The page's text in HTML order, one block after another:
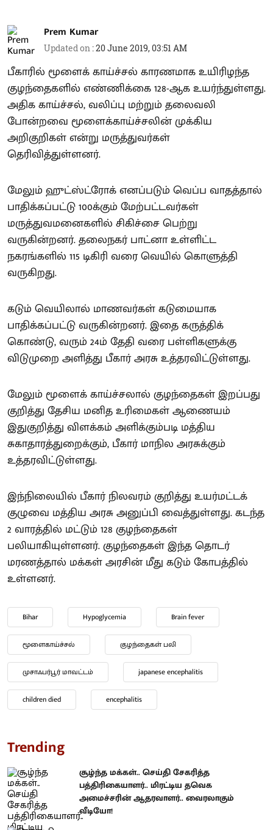
Prem Kumar
Updated on :20 June 2019, 03:51 AM
பீகாரில் மூளைக் காய்ச்சல் காரணமாக உயிரிழந்த
குழந்தைகளில் எண்ணிக்கை 128-ஆக உயர்ந்துள்ளது.
அதிக காய்ச்சல், வலிப்பு மற்றும் தலைவலி
போன்றவை மூளைக்காய்ச்சலின் முக்கிய
அறிகுறிகள் என்று மருத்துவர்கள்
தெரிவித்துள்ளனர்.
மேலும் ஹுட்ஸ்ட்ரோக் எனப்படும் வெப்ப வாதத்தால்
பாதிக்கப்பட்டு 100க்கும் மேற்பட்டவர்கள்
மருத்துவமனைகளில் சிகிச்சை பெற்று
வருகின்றனர். தலைநகர் பாட்னா உள்ளிட்ட
நகரங்களில் 115 டிகிரி வரை வெயில் கொளுத்தி
வருகிறது.
கடும் வெயிலால் மாணவர்கள் கடுமையாக
பாதிக்கப்பட்டு வருகின்றனர். இதை கருத்திக்
கொண்டு, வரும் 24ம் தேதி வரை பள்ளிகளுக்கு
விடுமுறை அளித்து பீகார் அரசு உத்தரவிட்டுள்ளது.
மேலும் மூளைக் காய்ச்சலால் குழந்தைகள் இறப்பது
குறித்து தேசிய மனித உரிமைகள் ஆணையம்
இதுகுறித்து விளக்கம் அளிக்கும்படி மத்திய
சுகாதாரத்துறைக்கும், பீகார் மாநில அரசுக்கும்
உத்தரவிட்டுள்ளது.
இந்நிலையில் பீகார் நிலவரம் குறித்து உயர்மட்டக்
குழுவை மத்திய அரசு அனுப்பி வைத்துள்ளது. கடந்த
2 வாரத்தில் மட்டும் 128 குழந்தைகள்
பலியாகியுள்ளனர். குழந்தைகள் இந்த தொடர்
மரணத்தால் மக்கள் அரசின் மீது கடும் கோபத்தில்
உள்ளனர்.
Bihar Hypoglycemia Brain fever
மூளைகாய்ச்சல் குழந்தைகள் பலி
முசாஃபர்பூர் மாவட்டம் japanese encephalitis
children died encephalitis
Trending
சூழ்ந்த மக்கள்.. செய்தி சேகரித்த
பத்திரிகையாளர்.. மிரட்டிய தவெக
அமைச்சரின் ஆதரவாளர்.. வைரலாகும்
வீடியோ!